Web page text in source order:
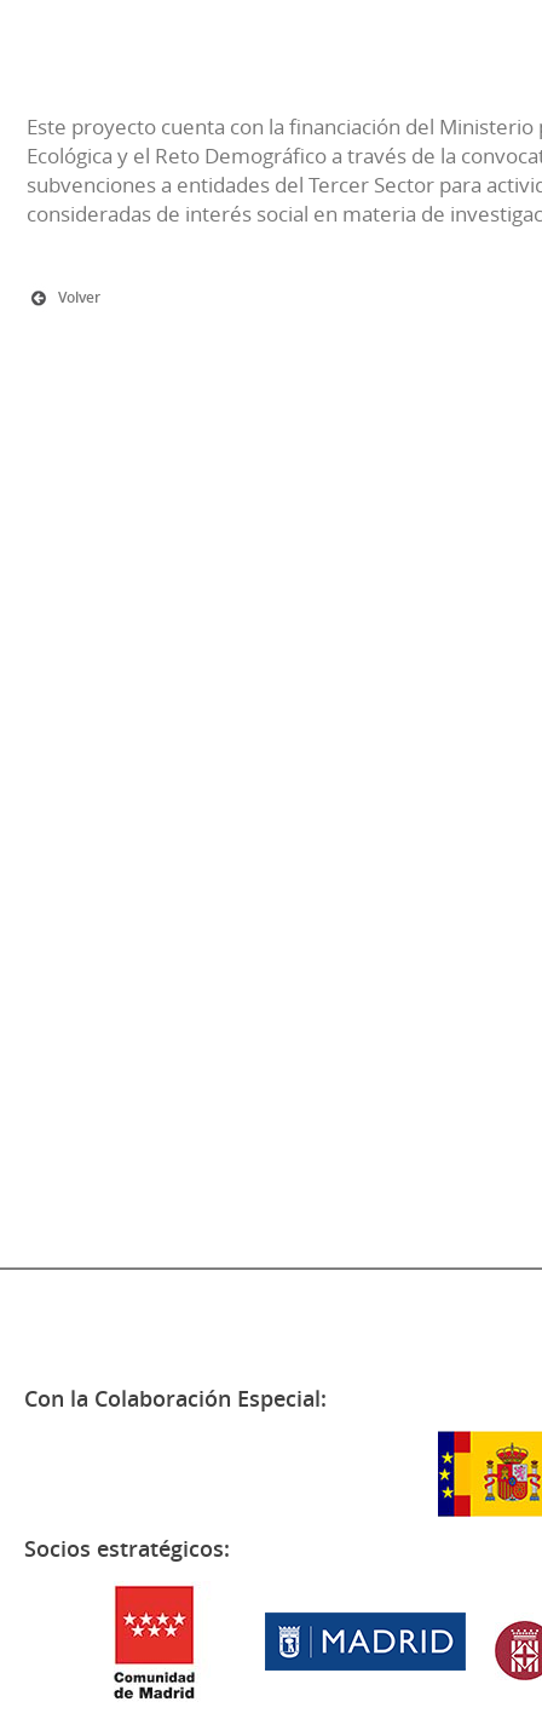
Este proyecto cuenta con la financiación del Ministerio
Ecológica y el Reto Demográfico a través de la
subvenciones a entidades del Tercer Sector para
consideradas de interés social en materia de
Volver
Con la Colaboración Especial:
Socios estratégicos: